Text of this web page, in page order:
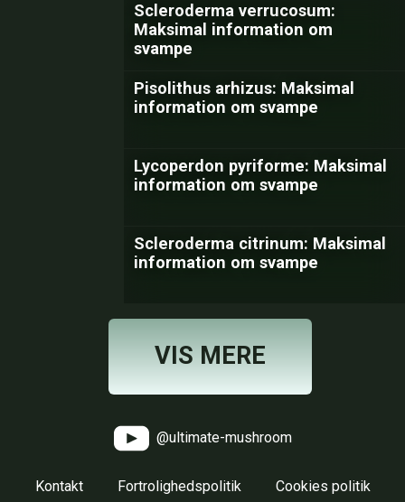
Scleroderma verrucosum:
Maksimal information om
svampe
Pisolithus arhizus: Maksimal
information om svampe
Lycoperdon pyriforme: Maksimal
information om svampe
Scleroderma citrinum: Maksimal
information om svampe
VIS MERE
@ultimate-mushroom
Kontakt Fortrolighedspolitik Cookies politik